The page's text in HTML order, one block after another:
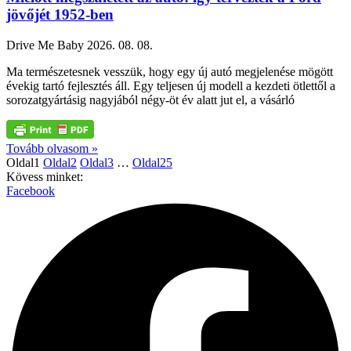
jövőjét 1952-ben
Drive Me Baby 2026. 08. 08.
Ma természetesnek vesszük, hogy egy új autó megjelenése mögött
évekig tartó fejlesztés áll. Egy teljesen új modell a kezdeti ötlettől a
sorozatgyártásig nagyjából négy-öt év alatt jut el, a vásárló
Tovább olvasom »
Oldal1 Oldal2 Oldal3 … Oldal25
Kövess minket:
Facebook